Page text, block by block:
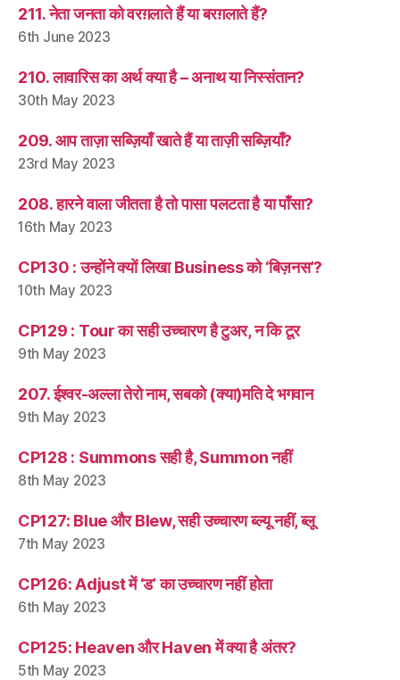
211. नेता जनता को वरग़लाते हैं या बरग़लाते हैं?
6th June 2023
210. लावारिस का अर्थ क्या है – अनाथ या निस्संतान?
30th May 2023
209. आप ताज़ा सब्ज़ियाँ खाते हैं या ताज़ी सब्ज़ियाँ?
23rd May 2023
208. हारने वाला जीतता है तो पासा पलटता है या पाँसा?
16th May 2023
CP130 : उन्होंने क्यों लिखा Business को ‘बिज़नस’?
10th May 2023
CP129 : Tour का सही उच्चारण है टुअर, न कि टूर
9th May 2023
207. ईश्वर-अल्ला तेरो नाम, सबको (क्या)मति दे भगवान
9th May 2023
CP128 : Summons सही है, Summon नहीं
8th May 2023
CP127: Blue और Blew, सही उच्चारण ब्ल्यू नहीं, ब्लू
7th May 2023
CP126: Adjust में ‘ड’ का उच्चारण नहीं होता
6th May 2023
CP125: Heaven और Haven में क्या है अंतर?
5th May 2023